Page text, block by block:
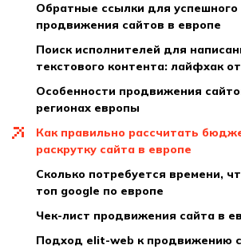
обратные ссылки для успешного
продвижения сайтов в европе
поиск исполнителей для написания
текстового контента: лайфхак
особенности продвижения сайтов в разных
регионах европы
как правильно рассчитать бюджет на
раскрутку сайта в европе
сколько потребуется времени, чтобы выйти в
топ google по европе
чек-лист продвижения сайта в
подход elit-web к продвижению сайта на